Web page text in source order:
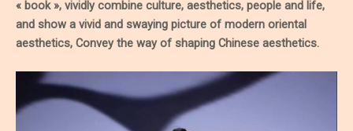
« book », vividly combine culture, aesthetics, people and life,
and show a vivid and swaying picture of modern oriental
aesthetics, Convey the way of shaping Chinese aesthetics.